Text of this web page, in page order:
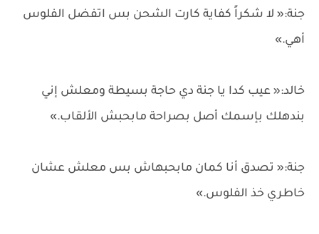
جنة:« لا شكراً كفاية كارت الشحن بس اتفضل الفلوس
أهي.»
خالد:« عيب كدا يا جنة دي حاجة بسيطة ومعلش إني
بندهلك بإسمك أصل بصراحة مابحبش الألقاب.»
جنة:« تصدق أنا كمان مابحبهاش بس معلش عشان
خاطري خذ الفلوس.»